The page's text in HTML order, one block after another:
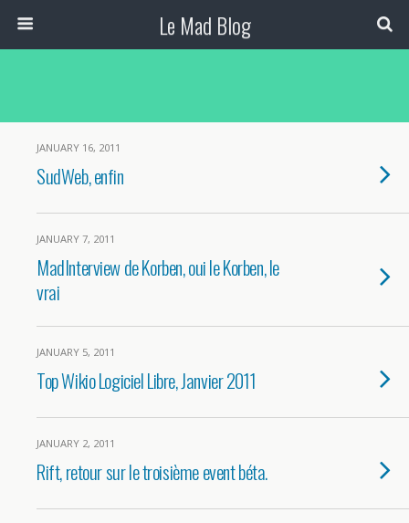
Le Mad Blog
JANUARY 16, 2011
SudWeb, enfin
JANUARY 7, 2011
MadInterview de Korben, oui le Korben, le
vrai
JANUARY 5, 2011
Top Wikio Logiciel Libre, Janvier 2011
JANUARY 2, 2011
Rift, retour sur le troisième event béta.